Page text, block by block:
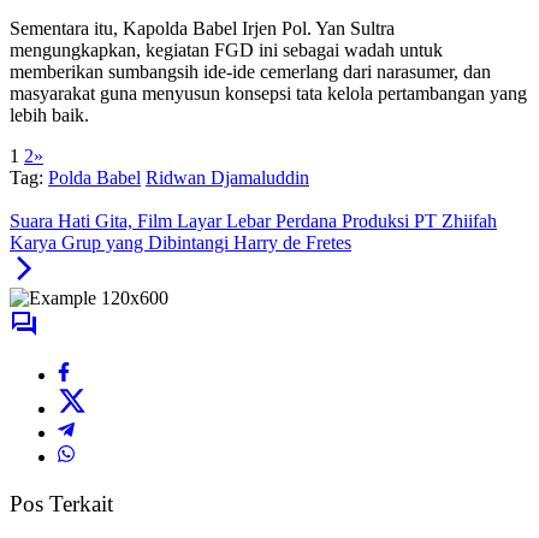
Sementara itu, Kapolda Babel Irjen Pol. Yan Sultra
mengungkapkan, kegiatan FGD ini sebagai wadah untuk
memberikan sumbangsih ide-ide cemerlang dari narasumer, dan
masyarakat guna menyusun konsepsi tata kelola pertambangan yang
lebih baik.
1 2»
Tag: Polda Babel Ridwan Djamaluddin
Suara Hati Gita, Film Layar Lebar Perdana Produksi PT Zhiifah
Karya Grup yang Dibintangi Harry de Fretes
Pos Terkait